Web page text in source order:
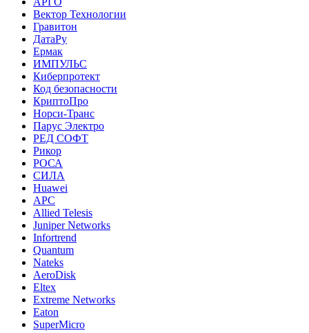
Вектор Технологии
Гравитон
ДатаРу
Ермак
ИМПУЛЬС
Киберпротект
Код безопасности
КриптоПро
Норси-Транс
Парус Электро
РЕД СОФТ
Рикор
РОСА
СИЛА
Huawei
APC
Allied Telesis
Juniper Networks
Infortrend
Quantum
Nateks
AeroDisk
Eltex
Extreme Networks
Eaton
SuperMicro